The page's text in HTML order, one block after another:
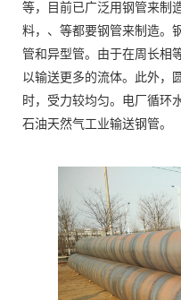
等，目前已广泛用钢管来制
料，、等都要钢管来制造。
管和异型管。由于在周长相
以输送更多的流体。此外，
时，受力较均匀。电厂循环
石油天然气工业输送钢管。